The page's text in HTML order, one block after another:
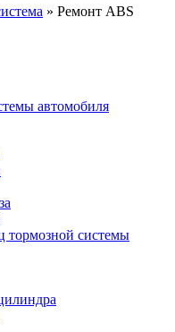
» Ремонт ABS
автомобиля
тормозной системы